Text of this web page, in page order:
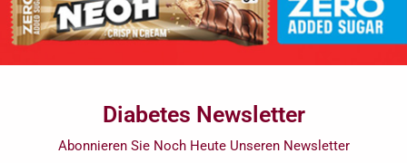
Diabetes Newsletter
Abonnieren Sie Noch Heute Unseren Newsletter